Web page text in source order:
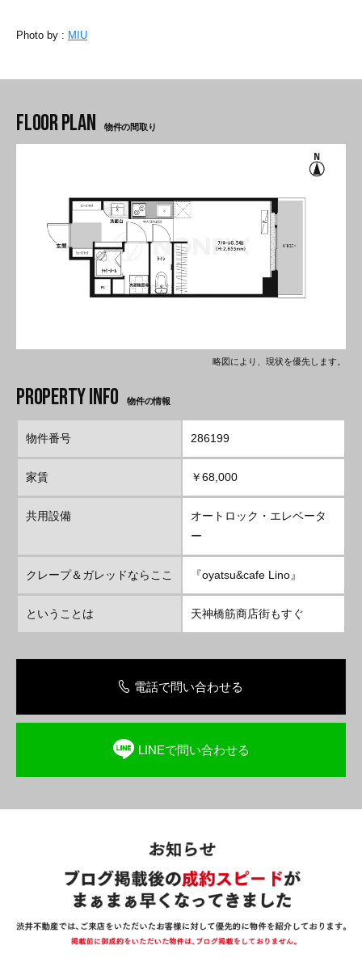
Photo by : MIU
物件の間取り
略図により、現状を優先します。
物件の情報
物件番号 286199
家賃 ￥68,000
共用設備
オートロック・エレベータ
ー
クレープ＆ガレッドならここ 『oyatsu&cafe Lino』
ということは 天神橋筋商店街もすぐ
電話で問い合わせる
LINEで問い合わせる